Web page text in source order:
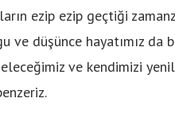
ezip ezip geçtiği
ve düşünce hayatımız da
ve kendimizi